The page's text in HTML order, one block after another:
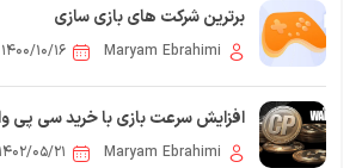
برترین شرکت های بازی سازی
Maryam Ebrahimi ۱۴۰۰/۱۰/۱۶
افزایش سرعت بازی با خرید سی پی
Maryam Ebrahimi ۱۴۰۲/۰۵/۲۱